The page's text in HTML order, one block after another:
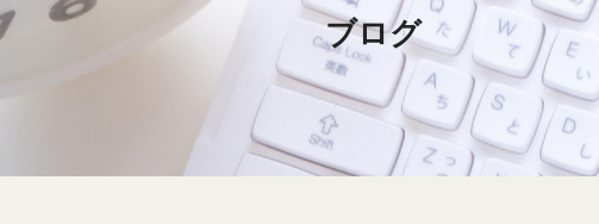
ブログ